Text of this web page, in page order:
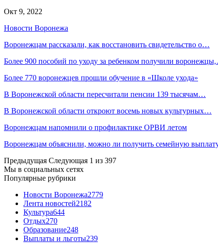
Окт 9, 2022
Новости Воронежа
Воронежцам рассказали, как восстановить свидетельство о…
Более 900 пособий по уходу за ребенком получили
Более 770 воронежцев прошли обучение в «Школе ухода»
В Воронежской области пересчитали пенсии 139 тысячам…
В Воронежской области откроют восемь новых культурных…
Воронежцам напомнили о профилактике ОРВИ летом
Воронежцам объяснили, можно ли получить семейную
Предыдущая Следующая 1 из 397
Мы в социальных сетях
Популярные рубрики
Новости Воронежа2779
Лента новостей2182
Культура644
Отдых270
Образование248
Выплаты и льготы239